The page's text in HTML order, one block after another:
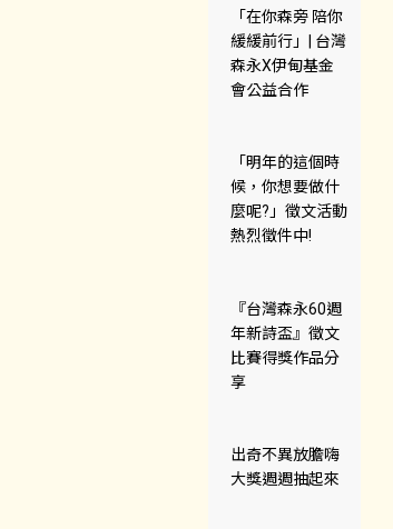
「在你森旁 陪你
緩緩前行」| 台灣
森永X伊甸基金
會公益合作
「明年的這個時
候，你想要做什
麼呢?」徵文活動
熱烈徵件中!
『台灣森永60週
年新詩盃』徵文
比賽得獎作品分
享
出奇不異放膽嗨
大獎週週抽起來